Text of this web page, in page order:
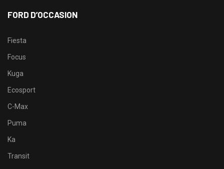
FORD D’OCCASION
Fiesta
Focus
Kuga
Ecosport
C-Max
Puma
Ka
Transit